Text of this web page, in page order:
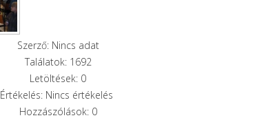
Szerző: Nincs adat
Találatok: 1692
Letöltések: 0
Értékelés: Nincs értékelés
Hozzászólások: 0